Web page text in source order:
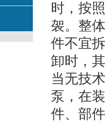
时，按
袈。整
件不宜
卸时，
当无技
泵，在
件、部